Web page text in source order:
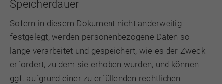
Speicherdauer
Sofern in diesem Dokument nicht anderweitig
festgelegt, werden personenbezogene Daten so
lange verarbeitet und gespeichert, wie es der Zweck
erfordert, zu dem sie erhoben wurden, und können
ggf. aufgrund einer zu erfüllenden rechtlichen